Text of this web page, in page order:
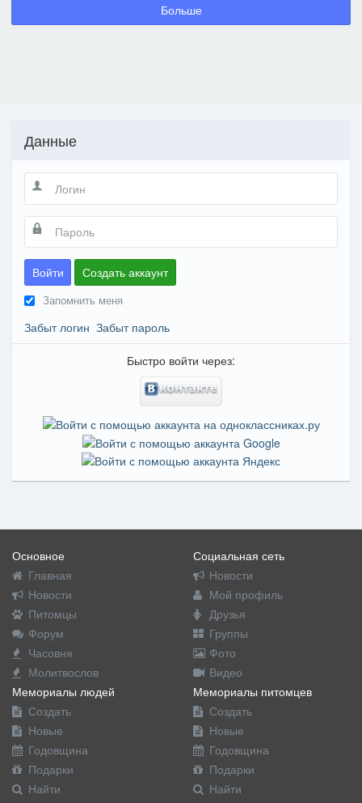
Больше
Данные
Войти Создать аккаунт
Запомнить меня
Забыт логин Забыт пароль
Быстро войти через:
Основное
Главная
Новости
Питомцы
Форум
Часовня
Молитвослов
Социальная сеть
Новости
Мой профиль
Друзья
Группы
Фото
Видео
Мемориалы людей
Создать
Новые
Годовщина
Подарки
Найти
Мемориалы питомцев
Создать
Новые
Годовщина
Подарки
Найти